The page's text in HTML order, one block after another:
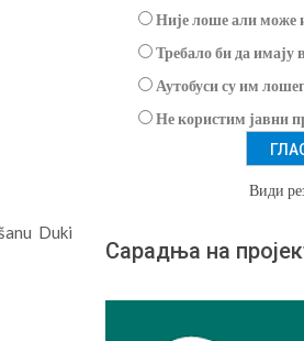
Duki
Није лоше али може
Требало би да имају
Аутобуси су им
Не користим јавни
Види
Сарадња на